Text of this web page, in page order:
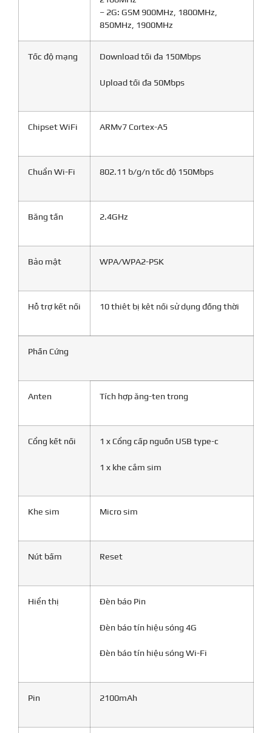
– 2G: GSM 900MHz, 1800MHz,
850MHz, 1900MHz
Tốc độ mạng Download tối đa 150Mbps
Upload tối đa 50Mbps
Chipset WiFi ARMv7 Cortex-A5
Chuẩn Wi-Fi 802.11 b/g/n tốc độ 150Mbps
Băng tần 2.4GHz
Bảo mật WPA/WPA2-PSK
Hỗ trợ kết nối 10 thiêt bị kêt nối sử dụng đồng thời
Phần Cứng
Anten Tích hợp ăng-ten trong
Cổng kết nối 1 x Cổng cấp nguồn USB type-c
1 x khe cắm sim
Khe sim Micro sim
Nút bấm Reset
Hiển thị Đèn báo Pin
Đèn báo tín hiệu sóng 4G
Đèn báo tín hiệu sóng Wi-Fi
Pin 2100mAh